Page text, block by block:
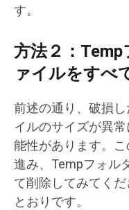
す。
方法２：
ァイルをすべ
前述の通り、破損
イルのサイズが異
能性があります。
進み、Tempフォル
て削除してみてく
とおりです。